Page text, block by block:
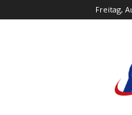
Freitag,